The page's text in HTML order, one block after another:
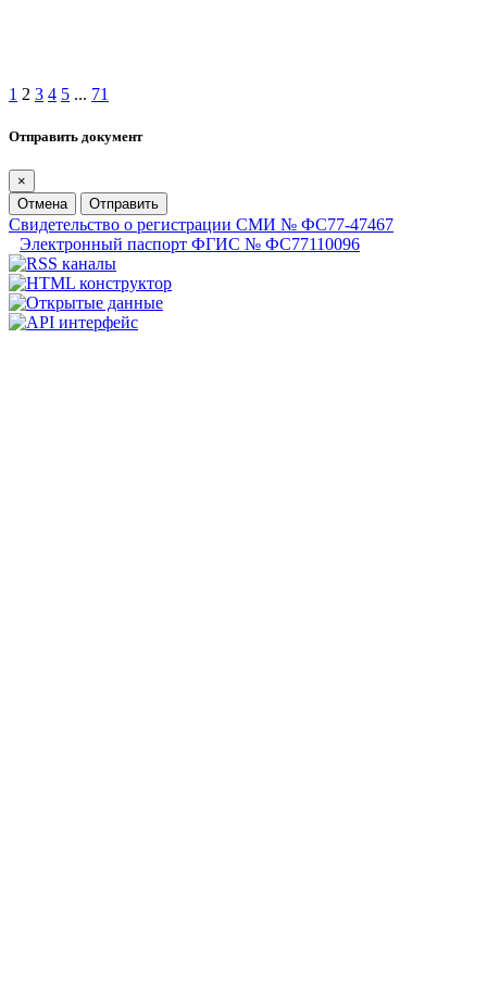
1 2 3 4 5 ... 71
Отправить документ
×
Отмена
Отправить
Свидетельство о регистрации СМИ № ФС77-47467
Электронный паспорт ФГИС № ФС77110096